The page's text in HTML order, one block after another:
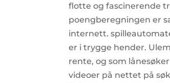
flotte og fascinerende
poengberegningen er
internett.
er i trygge hender.
rente, og som
videoer på nettet på